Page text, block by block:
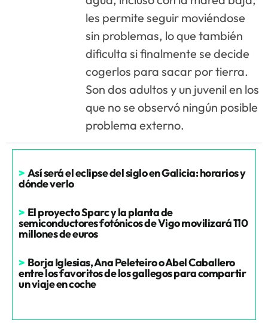
les permite seguir moviéndose
sin problemas, lo que también
dificulta si finalmente se decide
cogerlos para sacar por tierra.
Son dos adultos y un juvenil en los
que no se observó ningún posible
problema externo.
> Así será el eclipse del siglo en Galicia: horarios y
dónde verlo
> El proyecto Sparc y la planta de
semiconductores fotónicos de Vigo movilizará 110
millones de euros
> Borja Iglesias, Ana Peleteiro o Abel Caballero
entre los favoritos de los gallegos para compartir
un viaje en coche